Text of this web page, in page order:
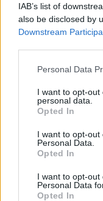
IAB’s list of
also be disclosed by
Downstream
Personal Data
I want to opt-
personal data.
Opted In
I want to opt-out
Personal Data.
Opted In
I want to opt-
Personal Data
Opted In
Ελλάδα και να
νέες γενιές —
Το Δημαρχείο
Χαίρομαι
Προξενείο και για
αποκτούν την
στην Τρίπολη.»